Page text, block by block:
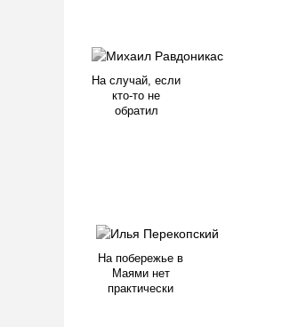
На случай, если
кто-то не
обратил
На побережье в
Маями нет
практически